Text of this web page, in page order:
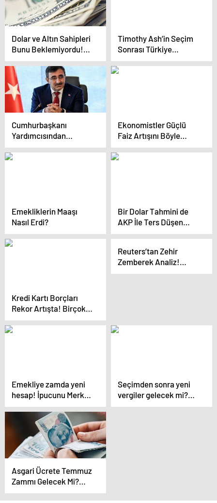
İlgilendiren Oran
Dolar ve Altın Sahipleri
Bunu Beklemiyordu!
Sevindiren Haber
Seçim Öncesinde
Geldi…
Timothy Ash’in Seçim
Sonrası Türkiye
Yorumu Çok
Konuşulacak
Cumhurbaşkanı
Yardımcısından
Enflasyon Açıklaması
Ekonomistler Güçlü
Faiz Artışını Böyle
Değerlendirdi: “TL’nin
İtibarı Açısından
Emekliklerin Maaşı
Nasıl Erdi?
Bir Dolar Tahmini de
AKP İle Ters Düşen
Erbakan’dan Geldi:
Olursa Şaşmayın
Kredi Kartı Borçları
Rekor Artışta! Birçok
Endişe Dile Getirilirken,
Önlemler İçin Bunlar
Reuters’tan Zehir
Zemberek Analiz!
Türkiye Seçim Sonrası
Emekliye zamda yeni
hesap! İpucunu Merkez
Bankası verdi: En az
yüzde 21 ve refah payı
Seçimden sonra yeni
vergiler gelecek mi?
Bakan Şimşek yanıt
Asgari Ücrete Temmuz
Zammı Gelecek Mi?
SGK Uzmanı Canlı